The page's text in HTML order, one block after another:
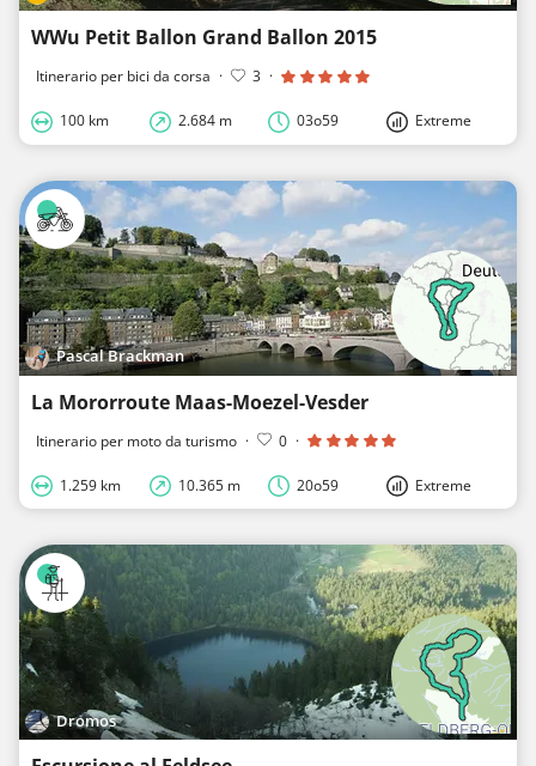
WWu Petit Ballon Grand Ballon 2015
Itinerario per bici da corsa · 3 ·
100 km 2.684 m 03o59 Extreme
Pascal Brackman
La Mororroute Maas-Moezel-Vesder
Itinerario per moto da turismo · 0 ·
1.259 km 10.365 m 20o59 Extreme
Dromos